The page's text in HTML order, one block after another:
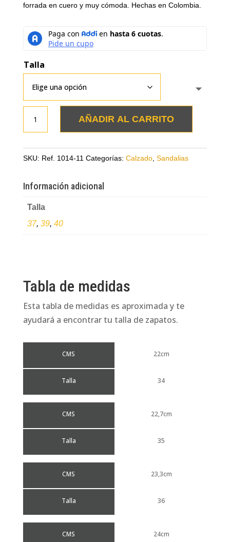
forrada en cuero y muy cómoda. Hechas en Colombia.
Talla
cuero
AÑADIR AL CARRITO
SKU: Ref. 1014-11 Categorías: Calzado, Sandalias
Información adicional
Talla
37, 39, 40
Tabla de medidas
Esta tabla de medidas es aproximada y te
ayudará a encontrar tu talla de zapatos.
CMS
Talla
22cm
34
CMS
Talla
22,7cm
35
CMS
Talla
23,3cm
36
CMS 24cm